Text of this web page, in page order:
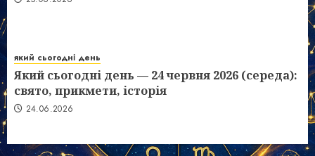
який сьогодні день
Який сьогодні день — 24 червня 2026 (середа):
свято, прикмети, історія
24.06.2026